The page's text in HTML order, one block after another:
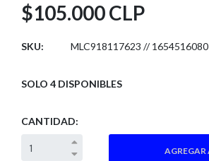
$105.000 CLP
SKU: MLC918117623 // 1654516080
SOLO 4 DISPONIBLES
CANTIDAD: